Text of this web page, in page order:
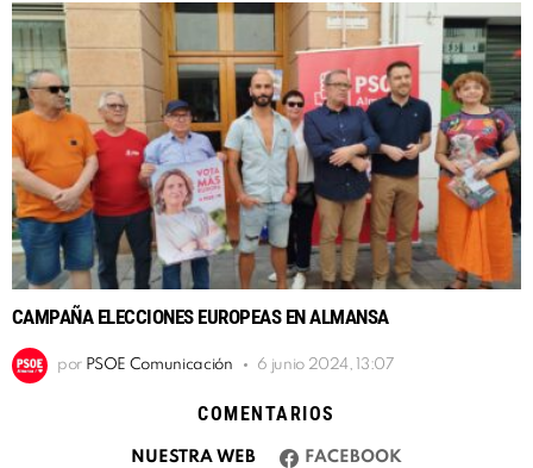
CAMPAÑA ELECCIONES EUROPEAS EN ALMANSA
por PSOE Comunicación 6 junio 2024, 13:07
COMENTARIOS
NUESTRA WEB FACEBOOK